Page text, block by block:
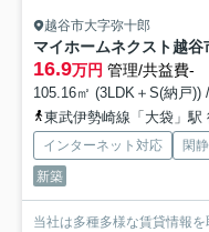
越谷市大字弥十郎
マイホームネクスト越谷
16.9万円 管理/共益費-
105.16㎡ (3LDK＋S(納戸))
東武伊勢崎線「大袋」駅
インターネット対応 閑
新築
当社は多種多様な賃貸情報